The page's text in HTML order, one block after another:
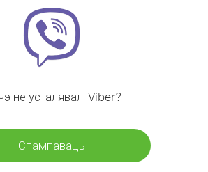
не ўсталявалі Viber?
Спампаваць